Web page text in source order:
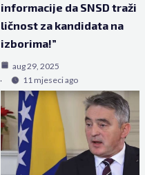
informacije da SNSD traži
ličnost za kandidata na
izborima!”
aug 29, 2025
11 mjeseci ago